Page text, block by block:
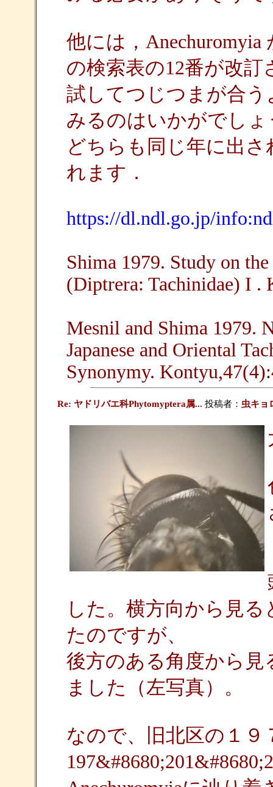
他には，
の検索表の12番が改
試してつじつまが合
みるのはいかがでしょ
どちらも同じ年に出
れます．
https://dl.ndl.go.jp/
Shima 1979. Study on
(Diptrera: Tachinidae) I .
Mesnil and Shima 1979.
Japanese and Oriental
Synonymy.
Re: ヤドリバエ科Phytomyptera属... 投稿者： 虫キョ
した。横方向から見
たのですが、
後方のある角度から
ました（左写真）。
なので、旧北区の１９